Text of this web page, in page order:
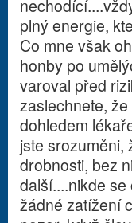
plný energie,
Co mne však
honby po
varoval před
zaslechnete,
dohledem
jste srozuměni,
drobnosti, bez
další....nikde
žádné zatížení